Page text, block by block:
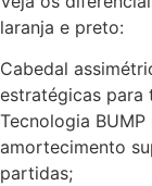
laranja e preto:
Cabedal
estratégicas
Tecnologia
amortecimento
partidas;